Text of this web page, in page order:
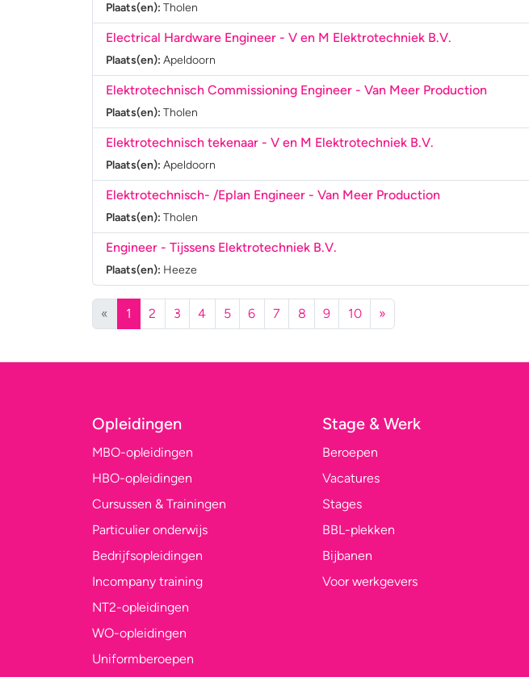
Plaats(en): Tholen
Electrical Hardware Engineer - V en M Elektrotechniek B.V.
Plaats(en): Apeldoorn
Elektrotechnisch Commissioning Engineer - Van Meer Production
Plaats(en): Tholen
Elektrotechnisch tekenaar - V en M Elektrotechniek B.V.
Plaats(en): Apeldoorn
Elektrotechnisch- /Eplan Engineer - Van Meer Production
Plaats(en): Tholen
Engineer - Tijssens Elektrotechniek B.V.
Plaats(en): Heeze
« 1 (huidige)
2 3 4 5 6 7 8 9 10 »
Opleidingen
MBO-opleidingen
HBO-opleidingen
Cursussen & Trainingen
Particulier onderwijs
Bedrijfsopleidingen
Incompany training
NT2-opleidingen
WO-opleidingen
Uniformberoepen
Stage & Werk
Beroepen
Vacatures
Stages
BBL-plekken
Bijbanen
Voor werkgevers